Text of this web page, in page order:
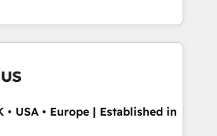
platform into complex business
optimise what you've got and make
use it, build your website in
on HubSpot. We are on the
we've been accredited by
by the CCS, which means we
• USA • Europe | Established in